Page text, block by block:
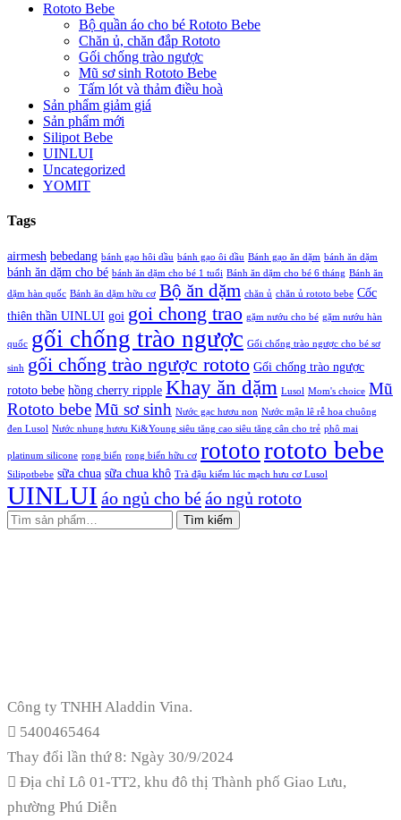
Rototo Bebe
Bộ quần áo cho bé Rototo Bebe
Chăn ủ, chăn đắp Rototo
Gối chống trào ngược
Mũ sơ sinh Rototo Bebe
Tấm lót và thảm điều hoà
Sản phẩm giảm giá
Sản phẩm mới
Silipot Bebe
UINLUI
Uncategorized
YOMIT
Tags
airmesh bebedang bánh gạo hôi dầu bánh gạo ôi dầu Bánh gạo ăn dặm bánh ăn dặm
bánh ăn dặm cho bé bánh ăn dặm cho bé 1 tuổi Bánh ăn dặm cho bé 6 tháng Bánh ăn
dặm hàn quốc Bánh ăn dặm hữu cơ Bộ ăn dặm chăn ủ chăn ủ rototo bebe Cốc
thiên thần UINLUI goi goi chong trao gặm nướu cho bé gặm nướu hàn
quốc gối chống trào ngược Gối chống trào ngược cho bé sơ
sinh gối chống trào ngược rototo Gối chống trào ngược
rototo bebe hồng cherry ripple Khay ăn dặm Lusol Mom's choice Mũ
Rototo bebeMũ sơ sinh Nước gạc hươu non Nước mận lê rễ hoa chuông
đen Lusol Nước nhung hươu Ki&Young siêu tăng cao siêu tăng cân cho trẻ phô mai
platinum silicone rong biển rong biển hữu cơ rototorototo bebe
Silipotbebe sữa chua sữa chua khô Trà đậu kiếm lúc mạch hưu cơ Lusol
UINLUI áo ngủ cho béáo ngủ rototo
Tìm kiếm
Công ty TNHH Aladdin Vina.
5400465464
Thay đổi lần thứ 8: Ngày 30/9/2024
Địa chỉ Lô 01-TT2, khu đô thị Thành phố Giao Lưu,
phường Phú Diễn